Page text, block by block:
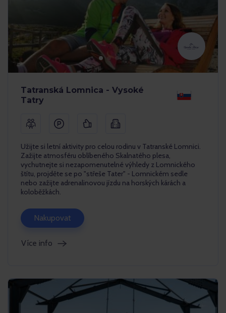
Tatranská Lomnica - Vysoké
Tatry
Užijte si letní aktivity pro celou rodinu v Tatranské Lomnici.
Zažijte atmosféru oblíbeného Skalnatého plesa,
vychutnejte si nezapomenutelné výhledy z Lomnického
štítu, projděte se po "střeše Tater" - Lomnickém sedle
nebo zažijte adrenalinovou jízdu na horských kárách a
koloběžkách.
Nakupovat
Více info